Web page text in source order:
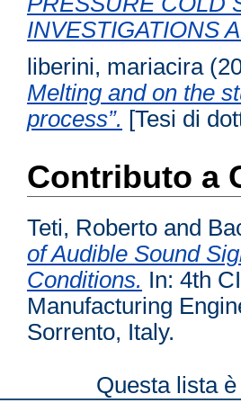
INVESTIGATIONS
liberini, mariacira
Melting and on the
process”. [Tesi di
Contributo a
Teti, Roberto and
of Audible Sound
Conditions. In: 4th
Manufacturing
Sorrento, Italy.
Questa lista